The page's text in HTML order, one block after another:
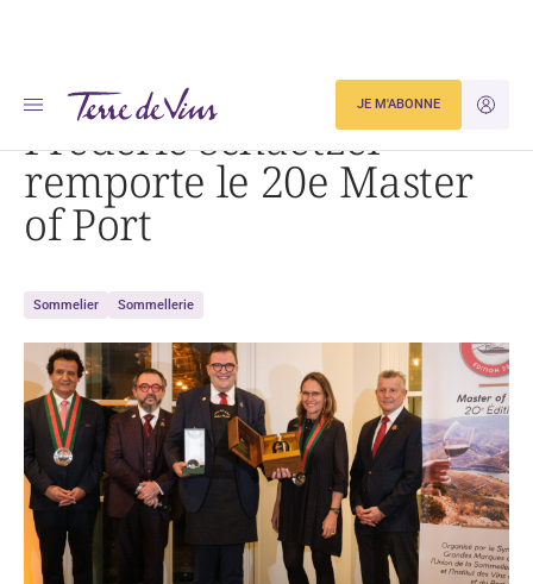
JE
JE M'ABONNE
Accueil Actualités Frédéric Schaetzel remporte le 20e Master of Port
Frédéric Schaetzel
remporte le 20e Master
of Port
Sommelier Sommellerie